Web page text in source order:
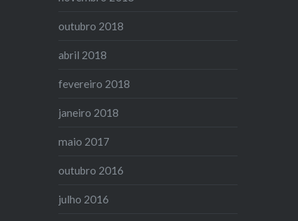
outubro 2018
abril 2018
fevereiro 2018
janeiro 2018
maio 2017
outubro 2016
julho 2016